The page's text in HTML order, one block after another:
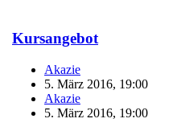
Kursangebot
Akazie
5. März 2016, 19:00
Akazie
5. März 2016, 19:00